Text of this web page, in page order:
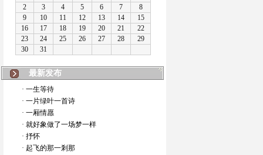
最新发布
· 一生等待
· 一片绿叶一首诗
· 一厢情愿
· 就好象做了一场梦一样
· 抒怀
· 起飞的那一剎那